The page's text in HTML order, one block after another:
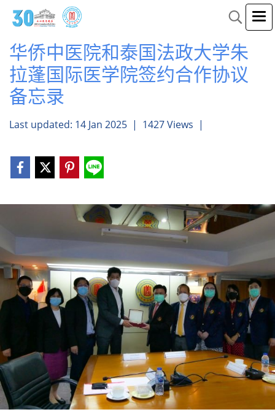
华侨中医院和泰国法政大学朱
拉蓬国际医学院签约合作协议
备忘录
Last updated: 14 Jan 2025 | 1427 Views |